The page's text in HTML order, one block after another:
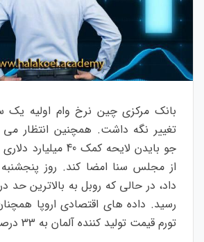
بانک مرکزی چین نرخ وام اولیه یک
تغییر نگه داشت. همچنین انتظار
جو بایدن لایحه کمک 40
از مجلس سنا امضا کند. روز
داد، در حالی که روبل به بالاترین حد
رسید. داده های اقتصادی اروپا
تورم قیمت تولید کننده آلمان به 33 درصد رسیده است.